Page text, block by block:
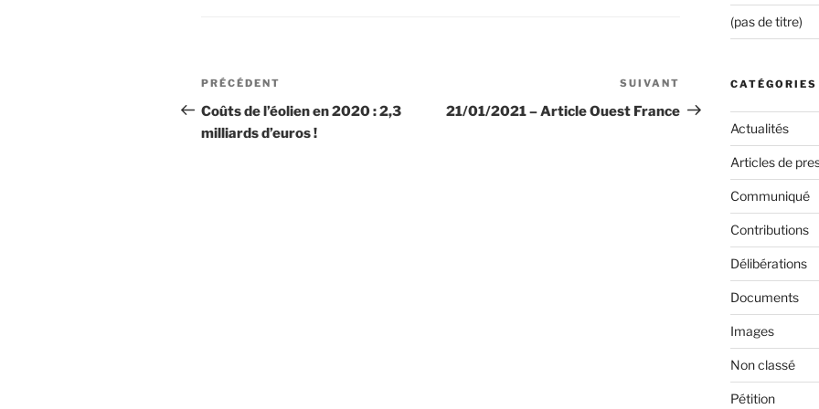
Navigation
de
l’article
Article
précédent
PRÉCÉDENT
Coûts de l’éolien en 2020 : 2,3
milliards d’euros !
suivant
SUIVANT
21/01/2021 – Article Ouest France
(pas de titre)
CATÉGORIES
Actualités
Articles de
Communiqué
Contributions
Délibérations
Documents
Images
Non classé
Pétition